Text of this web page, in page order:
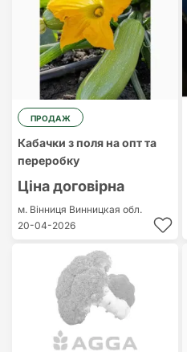
ПРОДАЖ
Кабачки з поля на опт та
переробку
Ціна договірна
м. Вінниця Винницкая обл.
20-04-2026